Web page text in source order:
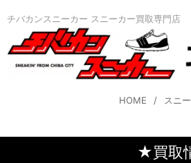
チバカンスニーカー スニーカー買取専門店
HOME スニ
★買取